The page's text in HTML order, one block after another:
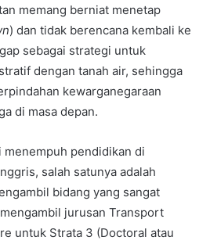
memang berniat menetap
) dan tidak berencana kembali ke
sebagai strategi untuk
dengan tanah air, sehingga
kewarganegaraan
di masa depan.
pendidikan di
salah satunya adalah
bidang yang sangat
jurusan Transport
untuk Strata 3 (Doctoral atau